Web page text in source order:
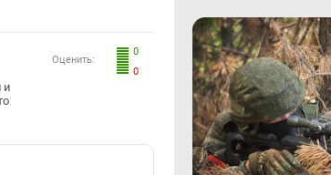
0
0
Оценить:
и